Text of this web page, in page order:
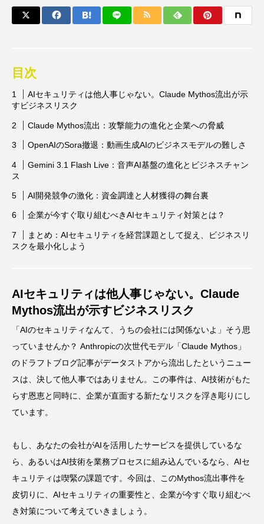
目次
AIセキュリティは他人事じゃない。Claude Mythos流出が示
すビジネスリスク
Claude Mythos流出：攻撃能力の進化と企業への脅威
OpenAIのSora撤退：動画生成AIのビジネスモデルの難しさ
Gemini 3.1 Flash Live：音声AI基盤の進化とビジネスチャン
ス
AI開発競争の激化：資金調達と人材獲得の舞台裏
企業が今すぐ取り組むべきAIセキュリティ対策とは？
まとめ：AIセキュリティを経営課題として捉え、ビジネスリ
スクを最小化しよう
AIセキュリティは他人事じゃない。Claude
Mythos流出が示すビジネスリスク
「AIのセキュリティなんて、うちの会社には関係ないよ」そう思
っていませんか？ Anthropicの次世代モデル「Claude Mythos」
のドラフトブログ記事がデータストアから流出したというニュー
スは、決して他人事ではありません。この事件は、AI技術がもた
らす恩恵と同時に、企業が直面する新たなリスクを浮き彫りにし
ています。
もし、あなたの会社がAIを活用したサービスを提供しているな
ら、あるいはAI技術を業務プロセスに組み込んでいるなら、AIセ
キュリティは喫緊の課題です。今回は、このMythos流出事件を
皮切りに、AIセキュリティの重要性と、企業が今すぐ取り組むべ
き対策について考えていきましょう。